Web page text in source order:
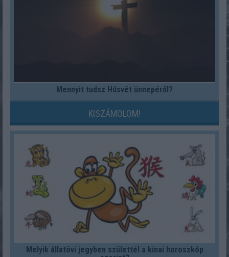
Mennyit tudsz Húsvét ünnepéről?
KISZÁMOLOM!
Melyik állatövi jegyben születtél a kínai horoszkóp